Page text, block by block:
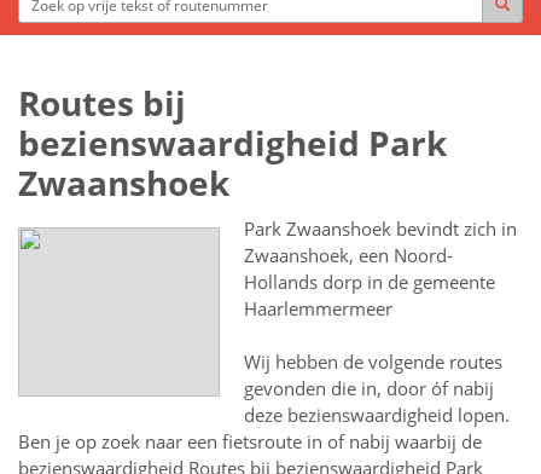
Routes bij
bezienswaardigheid Park
Zwaanshoek
Park Zwaanshoek bevindt zich in
Zwaanshoek, een Noord-
Hollands dorp in de gemeente
Haarlemmermeer
Wij hebben de volgende routes
gevonden die in, door óf nabij
deze bezienswaardigheid lopen.
Ben je op zoek naar een fietsroute in of nabij waarbij de
bezienswaardigheid Routes bij bezienswaardigheid Park